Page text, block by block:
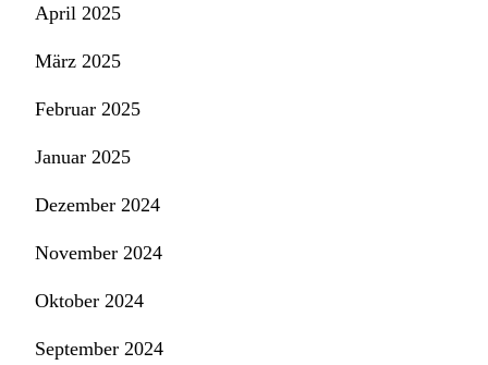
April 2025
März 2025
Februar 2025
Januar 2025
Dezember 2024
November 2024
Oktober 2024
September 2024